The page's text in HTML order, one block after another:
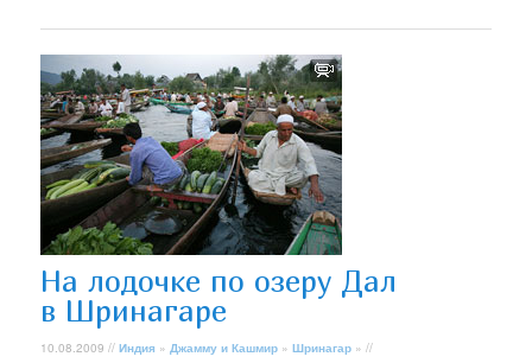
На лодочке по озеру Дал
в Шринагаре
10.08.2009 //Индия » Джамму и Кашмир »Шринагар » //